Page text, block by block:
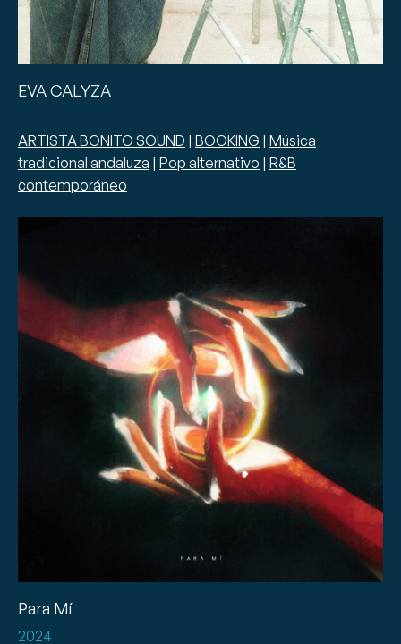
EVA CALYZA
ARTISTA BONITO SOUND | BOOKING | Música
tradicional andaluza | Pop alternativo | R&B
contemporáneo
Para Mí
2024